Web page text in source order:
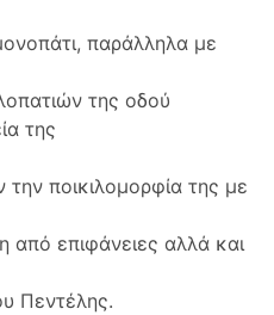
παράλληλα με
της οδού
της
την ποικιλομορφία της με
από επιφάνειες αλλά και
Πεντέλης.